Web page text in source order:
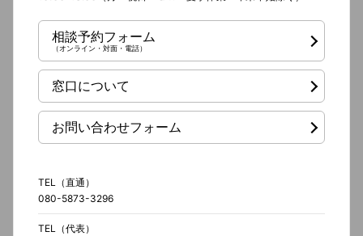
相談予約フォーム
（オンライン・対面・電話）
窓口について
お問い合わせフォーム
TEL（直通）
080-5873-3296
TEL（代表）